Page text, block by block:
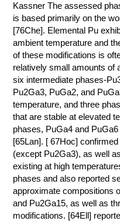
ХИМИЯ НА
ПРОИЗВОДСТВЕ
И ХИМИЧЕСКАЯ
ТЕХНОЛОГИЯ
КОНТАКТЫ
Kassner The assessed
is based primarily on the
[76Che]. Elemental Pu
ambient temperature and
of these modifications is
relatively small amounts of
six intermediate phases-
Pu2Ga3, PuGa2, and
temperature, and three
that are stable at elevated
phases, PuGa4 and
[65Lan]. [ 67Hoc]
(except Pu2Ga3), as well
existing at high
phases and also reported
approximate compositions
and Pu2Ga15, as well as
modifications. [64Ell]